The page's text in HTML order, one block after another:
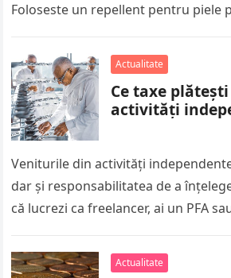
Foloseste un repellent pentru piele
Actualitate
Ce taxe
activități
Veniturile din activități
dar și responsabilitatea de a
că lucrezi ca freelancer, ai un PFA
Actualitate